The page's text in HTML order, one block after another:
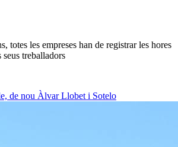
totes les empreses han de registrar les hores
seus treballadors
de nou Àlvar Llobet i Sotelo